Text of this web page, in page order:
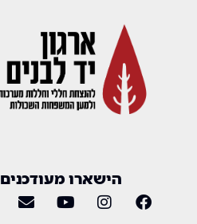
הישארו מעודכנים